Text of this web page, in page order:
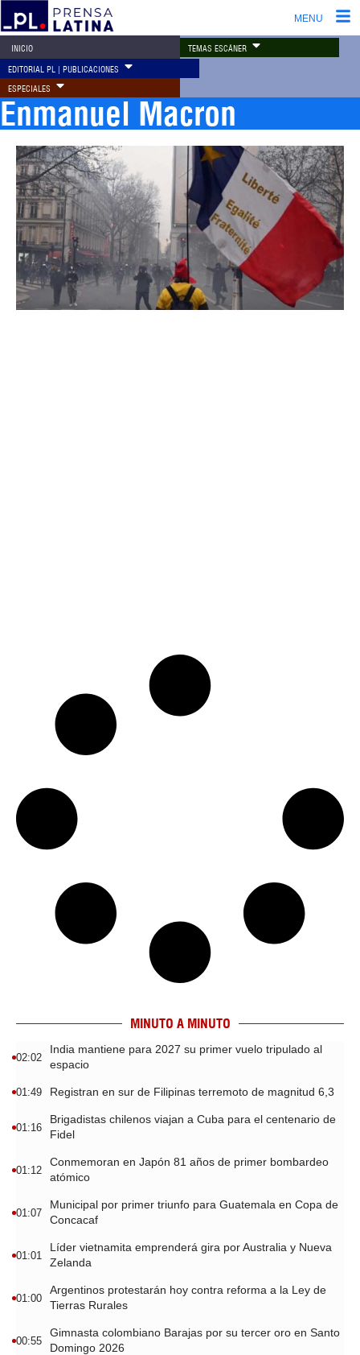
MENU
INICIO TEMAS ESCÁNER
EDITORIAL PL | PUBLICACIONES
ESPECIALES
Enmanuel Macron
MINUTO A MINUTO
02:02
India mantiene para 2027 su primer vuelo tripulado al
espacio
01:49 Registran en sur de Filipinas terremoto de magnitud 6,3
01:16
Brigadistas chilenos viajan a Cuba para el centenario de
Fidel
01:12
Conmemoran en Japón 81 años de primer bombardeo
atómico
01:07
Municipal por primer triunfo para Guatemala en Copa de
Concacaf
01:01
Líder vietnamita emprenderá gira por Australia y Nueva
Zelanda
01:00
Argentinos protestarán hoy contra reforma a la Ley de
Tierras Rurales
00:55
Gimnasta colombiano Barajas por su tercer oro en Santo
Domingo 2026